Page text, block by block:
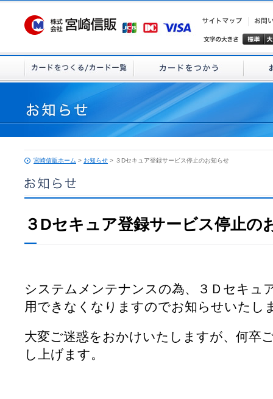
宮崎信販ホーム > お知らせ > ３Dセキュア登録サービス停止のお知らせ
３Dセキュア登録サービス停止の
システムメンテナンスの為、３Ｄセキュ
用できなくなりますのでお知らせいたし
大変ご迷惑をおかけいたしますが、何卒
し上げます。